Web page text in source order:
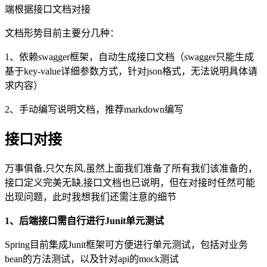
端根据接口文档对接
文档形势目前主要分几种：
1、依赖swagger框架，自动生成接口文档（swagger只能生成
基于key-value详细参数方式，针对json格式，无法说明具体请
求内容）
2、手动编写说明文档，推荐markdown编写
接口对接
万事俱备,只欠东风,虽然上面我们准备了所有我们该准备的，
接口定义完美无缺,接口文档也已说明，但在对接时任然可能
出现问题，此时我想我们还需注意的细节
1、后端接口需自行进行Junit单元测试
Spring目前集成Junit框架可方便进行单元测试，包括对业务
bean的方法测试，以及针对api的mock测试